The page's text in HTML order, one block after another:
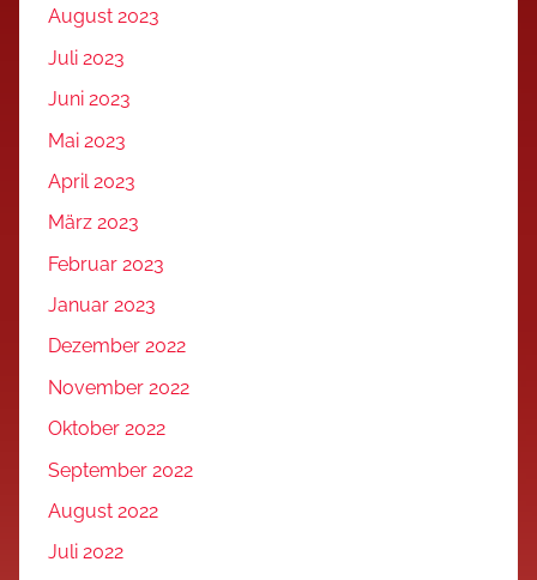
August 2023
Juli 2023
Juni 2023
Mai 2023
April 2023
März 2023
Februar 2023
Januar 2023
Dezember 2022
November 2022
Oktober 2022
September 2022
August 2022
Juli 2022